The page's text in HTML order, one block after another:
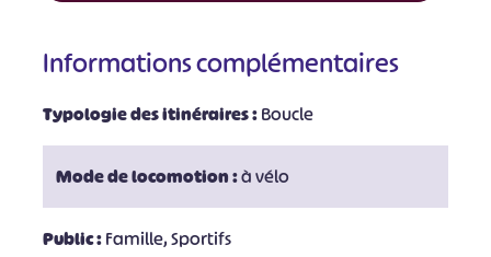
Informations complémentaires
Typologie des itinéraires :Boucle
Mode de locomotion :à vélo
Public :Famille, Sportifs